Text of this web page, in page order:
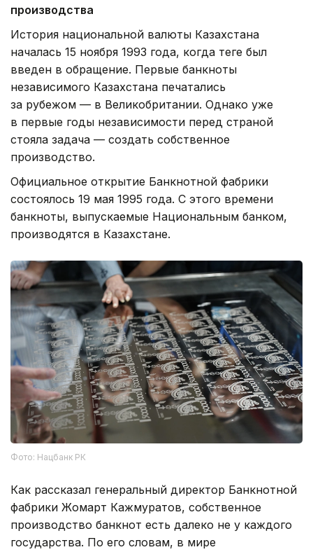
производства
История национальной валюты Казахстана
началась 15 ноября 1993 года, когда теңге был
введен в обращение. Первые банкноты
независимого Казахстана печатались
за рубежом — в Великобритании. Однако уже
в первые годы независимости перед страной
стояла задача — создать собственное
производство.
Официальное открытие Банкнотной фабрики
состоялось 19 мая 1995 года. С этого времени
банкноты, выпускаемые Национальным банком,
производятся в Казахстане.
Фото: Нацбанк РК
Как рассказал генеральный директор Банкнотной
фабрики Жомарт Кажмуратов, собственное
производство банкнот есть далеко не у каждого
государства. По его словам, в мире